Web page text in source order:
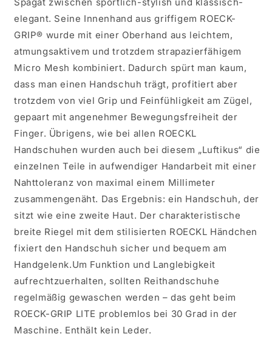
elegant. Seine Innenhand aus griffigem ROECK-
GRIP® wurde mit einer Oberhand aus leichtem,
atmungsaktivem und trotzdem strapazierfähigem
Micro Mesh kombiniert. Dadurch spürt man kaum,
dass man einen Handschuh trägt, profitiert aber
trotzdem von viel Grip und Feinfühligkeit am Zügel,
gepaart mit angenehmer Bewegungsfreiheit der
Finger. Übrigens, wie bei allen ROECKL
Handschuhen wurden auch bei diesem „Luftikus“ die
einzelnen Teile in aufwendiger Handarbeit mit einer
Nahttoleranz von maximal einem Millimeter
zusammengenäht. Das Ergebnis: ein Handschuh, der
sitzt wie eine zweite Haut. Der charakteristische
breite Riegel mit dem stilisierten ROECKL Händchen
fixiert den Handschuh sicher und bequem am
Handgelenk.Um Funktion und Langlebigkeit
aufrechtzuerhalten, sollten Reithandschuhe
regelmäßig gewaschen werden – das geht beim
ROECK-GRIP LITE problemlos bei 30 Grad in der
Maschine. Enthält kein Leder.